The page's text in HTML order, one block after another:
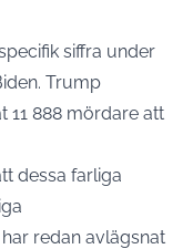
siffra under
Trump
11 888 mördare att
dessa farliga
redan avlägsnat